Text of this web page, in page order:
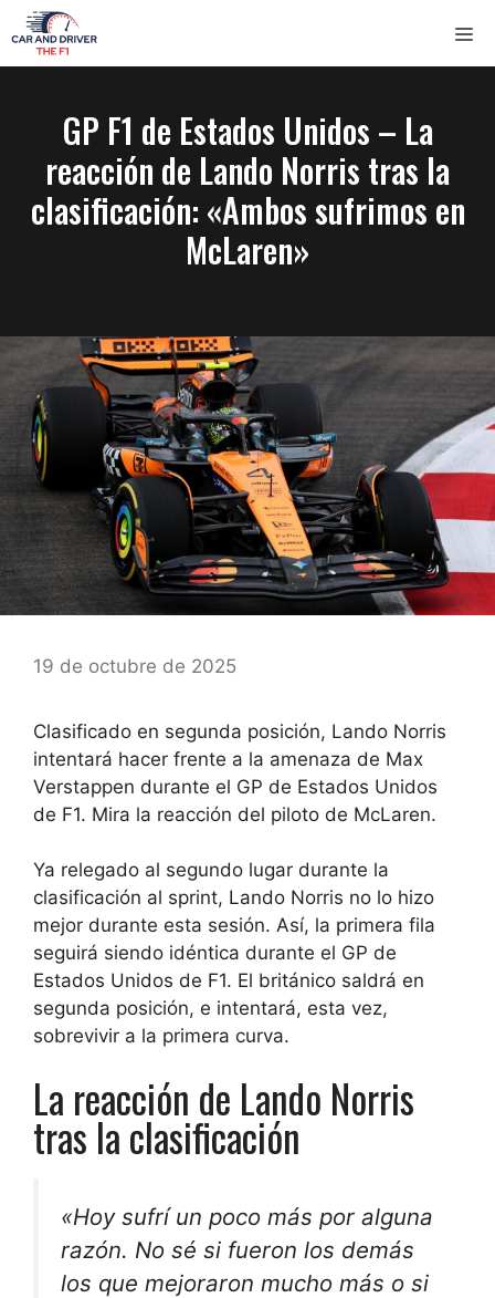
Saltar
al
contenido
GP F1 de Estados Unidos – La
reacción de Lando Norris tras la
clasificación: «Ambos sufrimos en
McLaren»
19 de octubre de 2025
Clasificado en segunda posición, Lando Norris
intentará hacer frente a la amenaza de Max
Verstappen durante el GP de Estados Unidos
de F1. Mira la reacción del piloto de McLaren.
Ya relegado al segundo lugar durante la
clasificación al sprint, Lando Norris no lo hizo
mejor durante esta sesión. Así, la primera fila
seguirá siendo idéntica durante el GP de
Estados Unidos de F1. El británico saldrá en
segunda posición, e intentará, esta vez,
sobrevivir a la primera curva.
La reacción de Lando Norris
tras la clasificación
«Hoy sufrí un poco más por alguna
razón. No sé si fueron los demás
los que mejoraron mucho más o si